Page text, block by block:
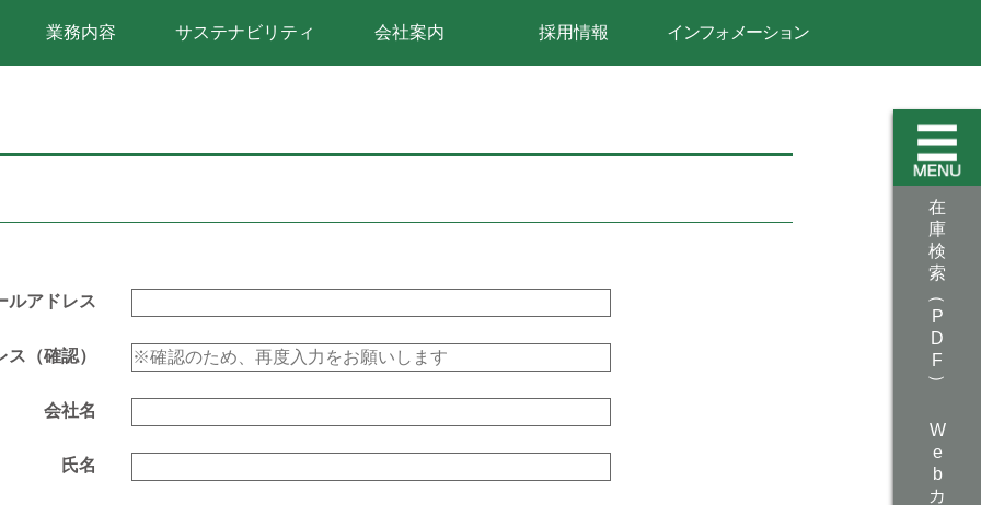
業務内容 サステナビリティ 会社案内 採用情報 インフォメーション
在
庫
検
索
（
P
D
F
）
W
e
b
カ
ルアドレス
（確認）
会社名
氏名